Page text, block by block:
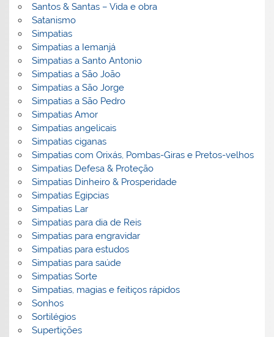
Santos & Santas – Vida e obra
Satanismo
Simpatias
Simpatias a Iemanjá
Simpatias a Santo Antonio
Simpatias a São João
Simpatias a São Jorge
Simpatias a São Pedro
Simpatias Amor
Simpatias angelicais
Simpatias ciganas
Simpatias com Orixás, Pombas-Giras e Pretos-velhos
Simpatias Defesa & Proteção
Simpatias Dinheiro & Prosperidade
Simpatias Egipcias
Simpatias Lar
Simpatias para dia de Reis
Simpatias para engravidar
Simpatias para estudos
Simpatias para saúde
Simpatias Sorte
Simpatias, magias e feitiços rápidos
Sonhos
Sortilégios
Supertições